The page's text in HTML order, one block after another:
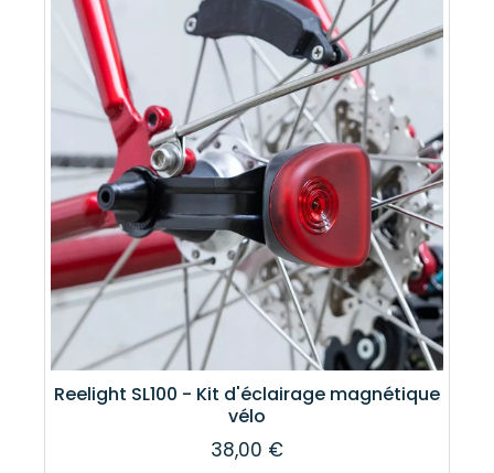
Reelight SL100 - Kit d'éclairage magnétique
vélo
38,00 €